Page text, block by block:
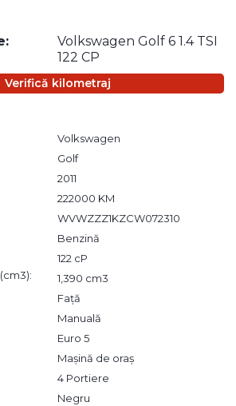
Volkswagen Golf 6 1.4 TSI
122 CP
Verifică kilometraj
Volkswagen
Golf
2011
222000 KM
WVWZZZ1KZCW072310
Benzină
122 cP
1,390 cm3
Față
Manuală
Euro 5
Mașină de oraș
4 Portiere
Negru